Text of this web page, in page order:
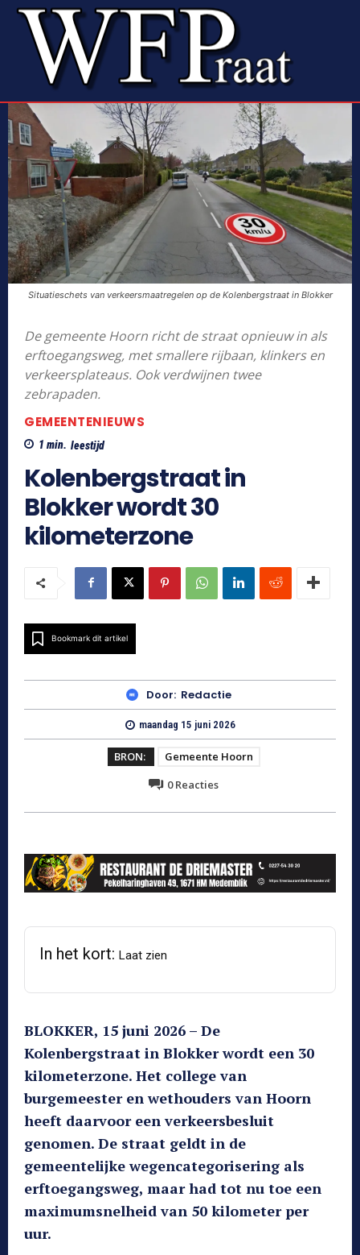
Situatieschets van verkeersmaatregelen op de Kolenbergstraat in Blokker
De gemeente Hoorn richt de straat opnieuw in als
erftoegangsweg, met smallere rijbaan, klinkers en
verkeersplateaus. Ook verdwijnen twee
zebrapaden.
GEMEENTENIEUWS
1 min. leestijd
Kolenbergstraat in
Blokker wordt 30
kilometerzone
Bookmark dit artikel
Door: Redactie
maandag 15 juni 2026
BRON:
Gemeente Hoorn
0Reacties
In het kort: Laat zien
BLOKKER, 15 juni 2026 – De
Kolenbergstraat in Blokker wordt een 30
kilometerzone. Het college van
burgemeester en wethouders van Hoorn
heeft daarvoor een verkeersbesluit
genomen. De straat geldt in de
gemeentelijke wegencategorisering als
erftoegangsweg, maar had tot nu toe een
maximumsnelheid van 50 kilometer per
uur.